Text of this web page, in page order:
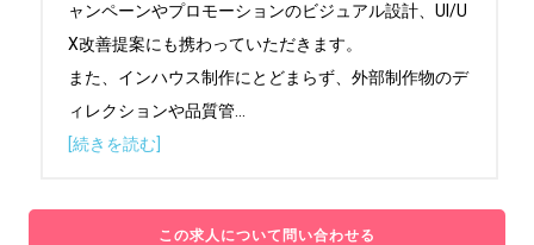
ャンペーンやプロモーションのビジュアル設計、UI/U
X改善提案にも携わっていただきます。
また、インハウス制作にとどまらず、外部制作物のデ
ィレクションや品質管
[続きを読む]
この求人について問い合わせる